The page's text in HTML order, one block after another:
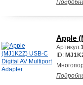
Apple
Артикул:
ID: